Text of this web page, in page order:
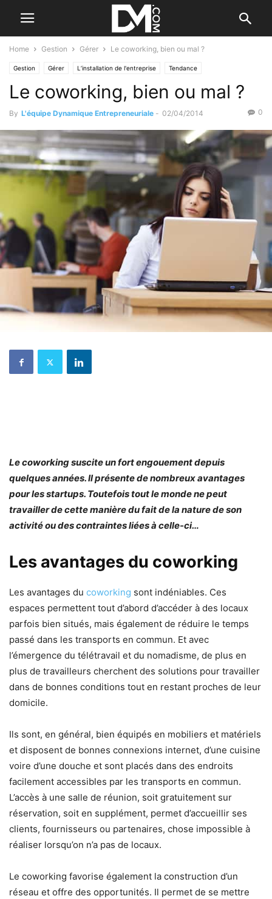
Home Gestion Gérer Le coworking, bien ou mal ?
Gestion Gérer L’installation de l'entreprise Tendance
Le coworking, bien ou mal ?
By L'équipe Dynamique Entrepreneuriale - 02/04/2014 0
Le coworking suscite un fort engouement depuis
quelques années. Il présente de nombreux avantages
pour les startups. Toutefois tout le monde ne peut
travailler de cette manière du fait de la nature de son
activité ou des contraintes liées à celle-ci…
Les avantages du coworking
Les avantages du coworking sont indéniables. Ces
espaces permettent tout d’abord d’accéder à des locaux
parfois bien situés, mais également de réduire le temps
passé dans les transports en commun. Et avec
l’émergence du télétravail et du nomadisme, de plus en
plus de travailleurs cherchent des solutions pour travailler
dans de bonnes conditions tout en restant proches de leur
domicile.
Ils sont, en général, bien équipés en mobiliers et matériels
et disposent de bonnes connexions internet, d’une cuisine
voire d’une douche et sont placés dans des endroits
facilement accessibles par les transports en commun.
L’accès à une salle de réunion, soit gratuitement sur
réservation, soit en supplément, permet d’accueillir ses
clients, fournisseurs ou partenaires, chose impossible à
réaliser lorsqu’on n’a pas de locaux.
Le coworking favorise également la construction d’un
réseau et offre des opportunités. Il permet de se mettre